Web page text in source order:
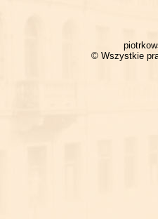
© Wszystkie